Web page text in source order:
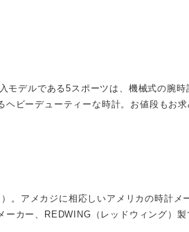
モデルである5スポーツは、機械式の腕
ビーデューティーな時計。お値段もお
。アメカジに相応しいアメリカの時計
カー、REDWING（レッドウィング）